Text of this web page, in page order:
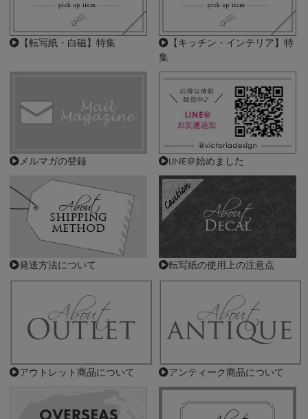
【転写紙・白磁】特集
【キッチン・インテリア】特
集
メルマガの登録 LINE＠始めました
発送方法について 転写紙の使用上の注意点
アウトレット商品について アンティーク商品について